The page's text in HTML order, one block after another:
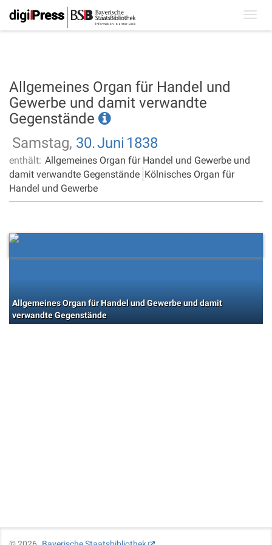
Allgemeines Organ für Handel und
Gewerbe und damit verwandte
Gegenstände
Samstag, 30.Juni 1838
enthält: Allgemeines Organ für Handel und Gewerbe und
damit verwandte Gegenstände Kölnisches Organ für
Handel und Gewerbe
Allgemeines Organ für Handel und Gewerbe und damit
verwandte Gegenstände